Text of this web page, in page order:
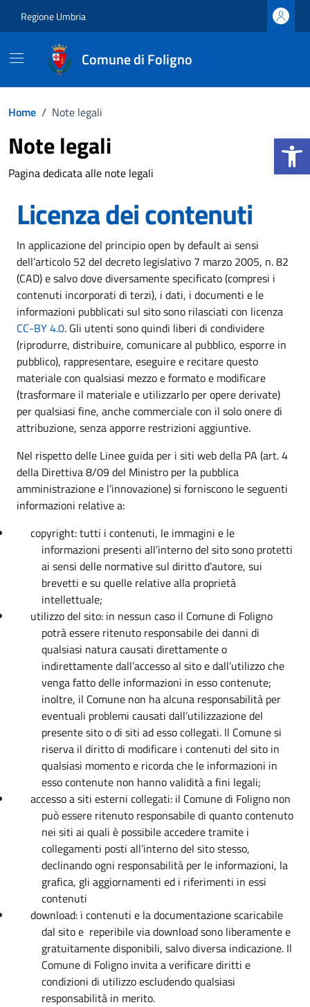
Apri la
Regione Umbria
Comune di Foligno
Home / Note legali
Note legali
Pagina dedicata alle note legali
Licenza dei contenuti
In applicazione del principio open by default ai sensi
dell’articolo 52 del decreto legislativo 7 marzo 2005, n. 82
(CAD) e salvo dove diversamente specificato (compresi i
contenuti incorporati di terzi), i dati, i documenti e le
informazioni pubblicati sul sito sono rilasciati con licenza
CC-BY 4.0. Gli utenti sono quindi liberi di condividere
(riprodurre, distribuire, comunicare al pubblico, esporre in
pubblico), rappresentare, eseguire e recitare questo
materiale con qualsiasi mezzo e formato e modificare
(trasformare il materiale e utilizzarlo per opere derivate)
per qualsiasi fine, anche commerciale con il solo onere di
attribuzione, senza apporre restrizioni aggiuntive.
Nel rispetto delle Linee guida per i siti web della PA (art. 4
della Direttiva 8/09 del Ministro per la pubblica
amministrazione e l’innovazione) si forniscono le seguenti
informazioni relative a:
copyright: tutti i contenuti, le immagini e le
informazioni presenti all’interno del sito sono protetti
ai sensi delle normative sul diritto d’autore, sui
brevetti e su quelle relative alla proprietà
intellettuale;
utilizzo del sito: in nessun caso il Comune di Foligno
potrà essere ritenuto responsabile dei danni di
qualsiasi natura causati direttamente o
indirettamente dall’accesso al sito e dall’utilizzo che
venga fatto delle informazioni in esso contenute;
inoltre, il Comune non ha alcuna responsabilità per
eventuali problemi causati dall’utilizzazione del
presente sito o di siti ad esso collegati. Il Comune si
riserva il diritto di modificare i contenuti del sito in
qualsiasi momento e ricorda che le informazioni in
esso contenute non hanno validità a fini legali;
accesso a siti esterni collegati: il Comune di Foligno non
può essere ritenuto responsabile di quanto contenuto
nei siti ai quali è possibile accedere tramite i
collegamenti posti all’interno del sito stesso,
declinando ogni responsabilità per le informazioni, la
grafica, gli aggiornamenti ed i riferimenti in essi
contenuti
download: i contenuti e la documentazione scaricabile
dal sito e reperibile via download sono liberamente e
gratuitamente disponibili, salvo diversa indicazione. Il
Comune di Foligno invita a verificare diritti e
condizioni di utilizzo escludendo qualsiasi
responsabilità in merito.